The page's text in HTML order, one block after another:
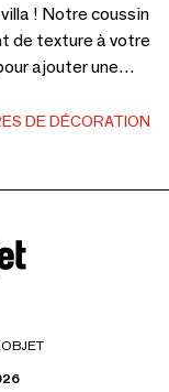
! Notre coussin
de texture à votre
ajouter une
ou votre
non inclus !
DE DÉCORATION